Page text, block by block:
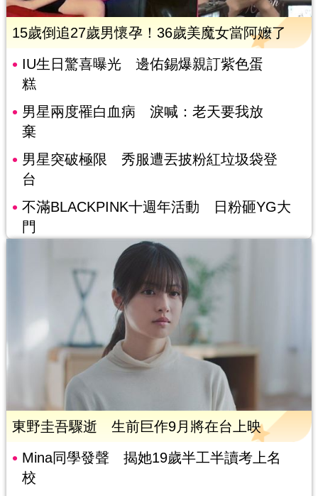
15歲倒追27歲男懷孕！36歲美魔女當阿嬤了
IU生日驚喜曝光 邊佑錫爆親訂紫色蛋
糕
男星兩度罹白血病 淚喊：老天要我放
棄
男星突破極限 秀服遭丟披粉紅垃圾袋登
台
不滿BLACKPINK十週年活動 日粉砸YG大
門
東野圭吾驟逝 生前巨作9月將在台上映
Mina同學發聲 揭她19歲半工半讀考上名
校